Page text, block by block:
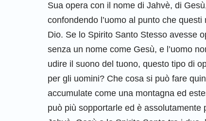
Sua opera con il nome di Jahvè, di
confondendo l’uomo al punto che
Dio. Se lo Spirito Santo Stesso avesse
senza un nome come Gesù, e l’uomo
udire il suono del tuono, questo tipo di
per gli uomini? Che cosa si può fare
accumulate come una montagna ed
può più sopportarle ed è assolutamente